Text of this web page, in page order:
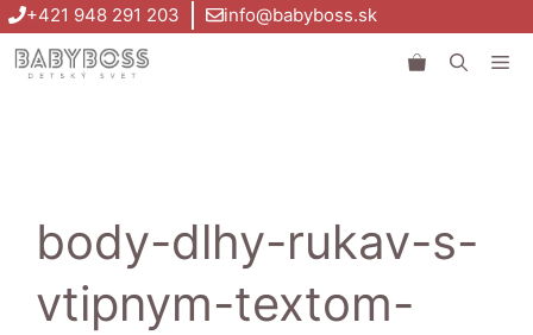
Preskočiť
na
obsah
+421 948 291 203 info@babyboss.sk
body-dlhy-rukav-s-
vtipnym-textom-